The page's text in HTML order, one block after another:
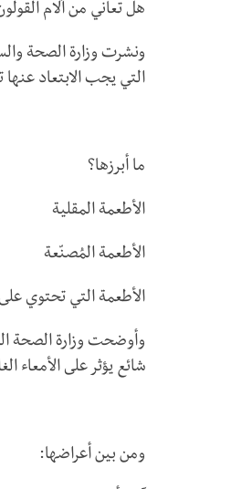
هل تعاني من آلام
ونشرت وزارة الصحة
التي يجب الابتعاد
ما أبرزها؟
الأطعمة المقلية
الأطعمة المُصنّعة
الأطعمة التي تحتوي
وأوضحت وزارة الصحة
شائع يؤثر على الأمعاء
ومن بين أعراضها: